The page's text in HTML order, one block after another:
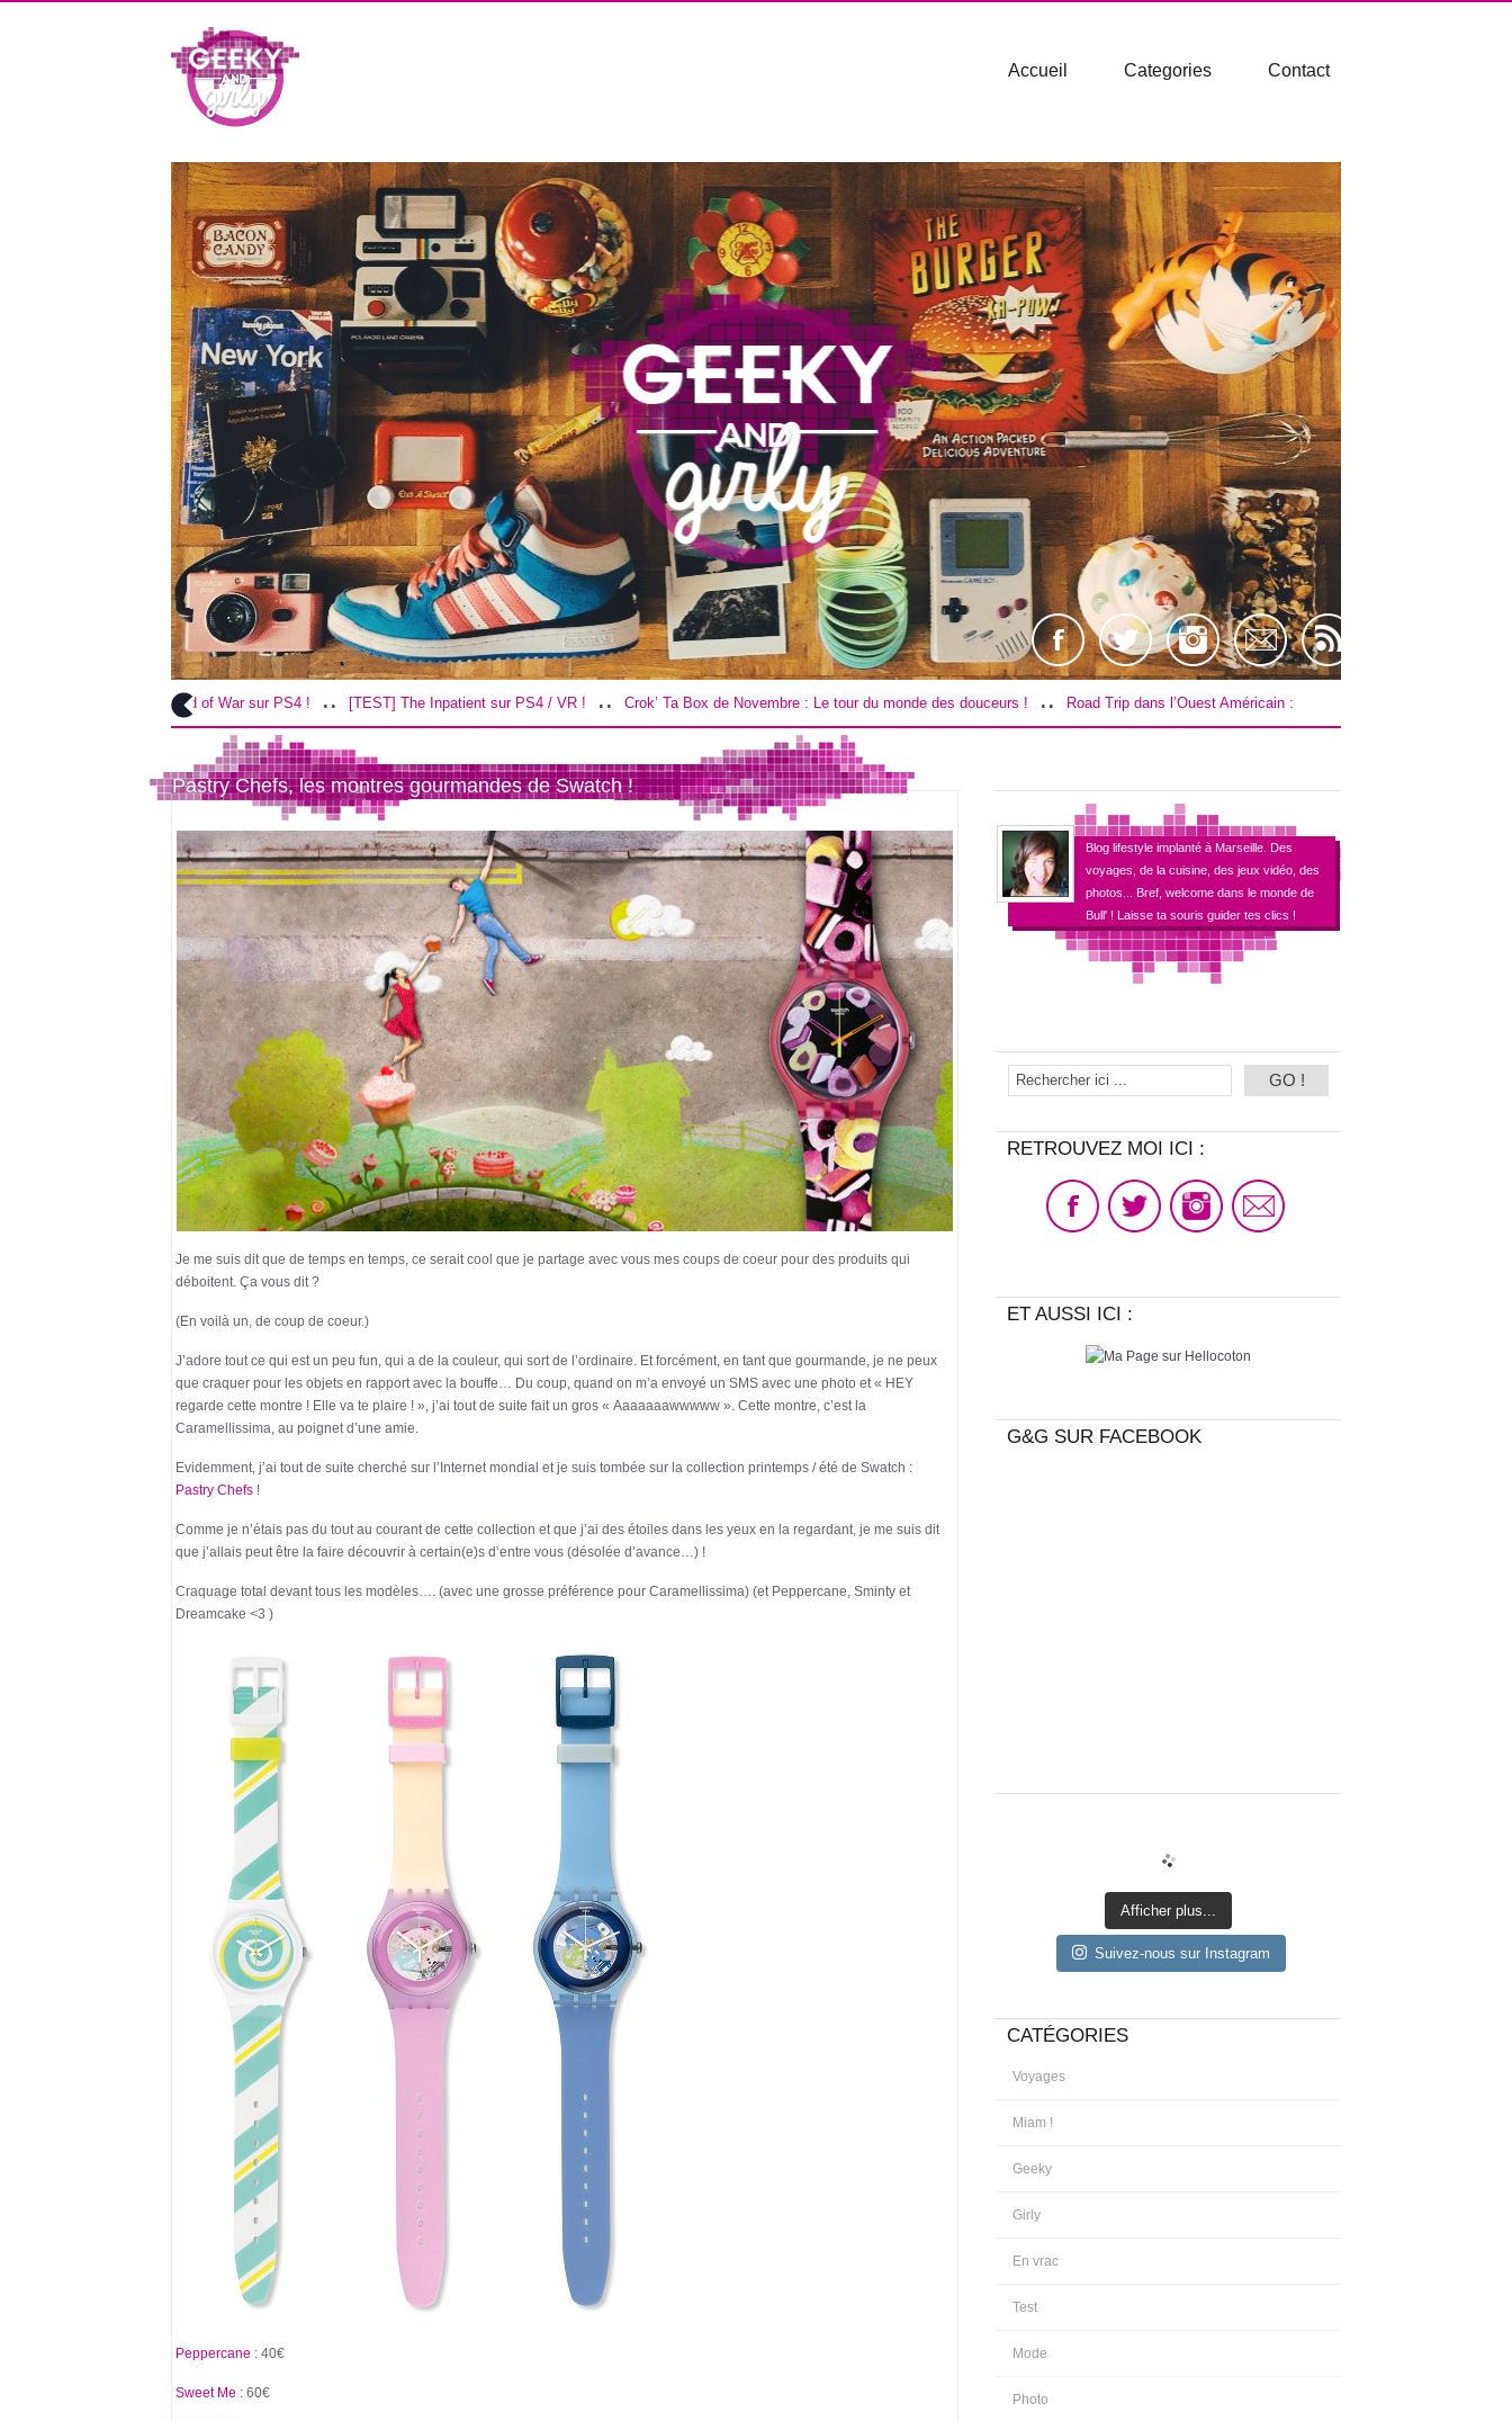
Accueil Categories Contact
[TEST] God of War sur PS4 ! .. [TEST] The Inpatient sur PS4 / VR ! .. Crok’ Ta Box de Novembre : Le tour du monde des douceurs ! .. Road Trip dans l’Ouest Américain : Le budget ! ..
Pastry Chefs, les montres gourmandes de Swatch !
Je me suis dit que de temps en temps, ce serait cool que je partage avec vous mes coups de coeur pour des produits qui
déboitent. Ça vous dit ?
(En voilà un, de coup de coeur.)
J’adore tout ce qui est un peu fun, qui a de la couleur, qui sort de l’ordinaire. Et forcément, en tant que gourmande, je ne peux
que craquer pour les objets en rapport avec la bouffe… Du coup, quand on m’a envoyé un SMS avec une photo et « HEY
regarde cette montre ! Elle va te plaire ! », j’ai tout de suite fait un gros « Aaaaaaawwwww ». Cette montre, c’est la
Caramellissima, au poignet d’une amie.
Evidemment, j’ai tout de suite cherché sur l’Internet mondial et je suis tombée sur la collection printemps / été de Swatch :
Pastry Chefs !
Comme je n’étais pas du tout au courant de cette collection et que j’ai des étoiles dans les yeux en la regardant, je me suis dit
que j’allais peut être la faire découvrir à certain(e)s d’entre vous (désolée d’avance…) !
Craquage total devant tous les modèles…. (avec une grosse préférence pour Caramellissima) (et Peppercane, Sminty et
Dreamcake <3 )
Peppercane : 40€
Sweet Me : 60€
Blog lifestyle implanté à Marseille. Des
voyages, de la cuisine, des jeux vidéo, des
photos... Bref, welcome dans le monde de
Bull' ! Laisse ta souris guider tes clics !
RETROUVEZ MOI ICI :
ET AUSSI ICI :
G&G SUR FACEBOOK
Afficher plus...
Suivez-nous sur Instagram
CATÉGORIES
Voyages
Miam !
Geeky
Girly
En vrac
Test
Mode
Photo